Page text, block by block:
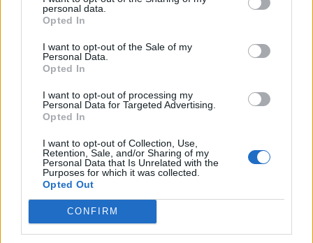
personal data.
Opted In
I want to opt-out of the Sale of my
Personal Data.
Opted In
I want to opt-out of processing my
Personal Data for Targeted Advertising.
Opted In
I want to opt-out of Collection, Use,
Retention, Sale, and/or Sharing of my
Personal Data that Is Unrelated with the
Purposes for which it was collected.
Opted Out
CONFIRM
KRÓNIKA
Büntetőfeljelentést tett Majka ügyvédje
a romániai telefonszámról érkezett
fenyegetés miatt
Büntetőfeljelentést tett csütörtökön Majka
Feszt fesztiválra tervezett koncert lemondását
kiváltó fenyegetés ügyében.